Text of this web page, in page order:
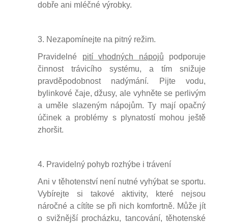
dobře ani mléčné výrobky.
3. Nezapomínejte na pitný režim.
Pravidelné pití vhodných nápojů podporuje
činnost trávicího systému, a tím snižuje
pravděpodobnost nadýmání. Pijte vodu,
bylinkové čaje, džusy, ale vyhněte se perlivým
a uměle slazeným nápojům. Ty mají opačný
účinek a problémy s plynatostí mohou ještě
zhoršit.
4. Pravidelný pohyb rozhýbe i trávení
Ani v těhotenství není nutné vyhýbat se sportu.
Vybírejte si takové aktivity, které nejsou
náročné a cítíte se při nich komfortně. Může jít
o svižnější procházku, tancování, těhotenské